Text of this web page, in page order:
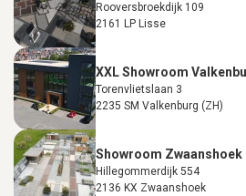
Rooversbroekdijk 109
2161 LP Lisse
XXL Showroom
Torenvlietslaan 3
2235 SM Valkenburg (ZH)
Showroom Zwaanshoek
Hillegommerdijk 554
2136 KX Zwaanshoek